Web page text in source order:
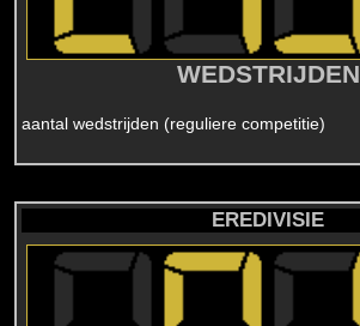
WEDSTRIJDEN
aantal wedstrijden (reguliere competitie)
EREDIVISIE